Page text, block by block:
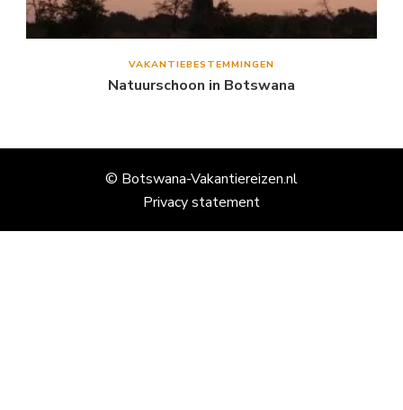
VAKANTIEBESTEMMINGEN
Natuurschoon in Botswana
© Botswana-Vakantiereizen.nl
Privacy statement